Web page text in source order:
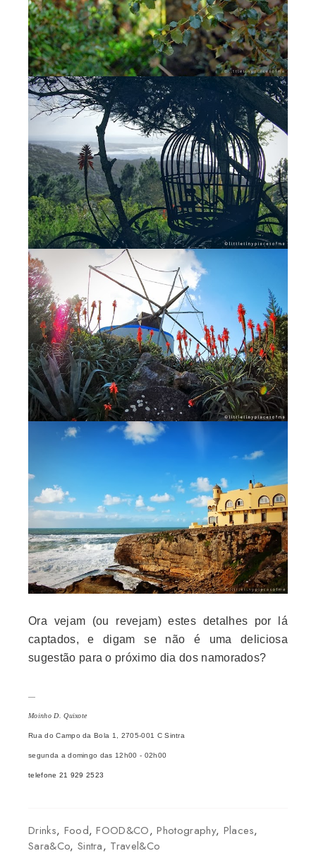
Ora vejam (ou revejam) estes detalhes por lá
captados, e digam se não é uma deliciosa
sugestão para o próximo dia dos namorados?
—
Moinho D. Quixote
Rua do Campo da Bola 1, 2705-001 C Sintra
segunda a domingo das 12h00 - 02h00
telefone 21 929 2523
Drinks, Food,FOOD&CO,Photography, Places,
Sara&Co, Sintra, Travel&Co